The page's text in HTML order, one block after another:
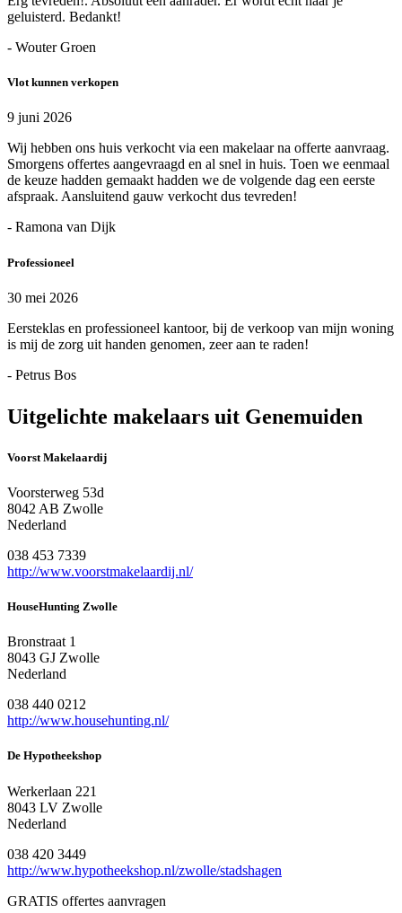
geluisterd. Bedankt!
- Wouter Groen
Vlot kunnen verkopen
9 juni 2026
Wij hebben ons huis verkocht via een makelaar na offerte aanvraag.
Smorgens offertes aangevraagd en al snel in huis. Toen we eenmaal
de keuze hadden gemaakt hadden we de volgende dag een eerste
afspraak. Aansluitend gauw verkocht dus tevreden!
- Ramona van Dijk
Professioneel
30 mei 2026
Eersteklas en professioneel kantoor, bij de verkoop van mijn woning
is mij de zorg uit handen genomen, zeer aan te raden!
- Petrus Bos
Uitgelichte makelaars uit Genemuiden
Voorst Makelaardij
Voorsterweg 53d
8042 AB Zwolle
Nederland
038 453 7339
http://www.voorstmakelaardij.nl/
HouseHunting Zwolle
Bronstraat 1
8043 GJ Zwolle
Nederland
038 440 0212
http://www.househunting.nl/
De Hypotheekshop
Werkerlaan 221
8043 LV Zwolle
Nederland
038 420 3449
http://www.hypotheekshop.nl/zwolle/stadshagen
GRATIS offertes aanvragen